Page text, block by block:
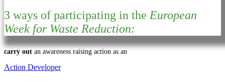
3 ways of participating in the European
Week for Waste Reduction:
carry out an awareness raising action as an
Action Developer